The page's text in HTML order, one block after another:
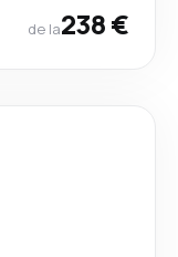
de la238 €